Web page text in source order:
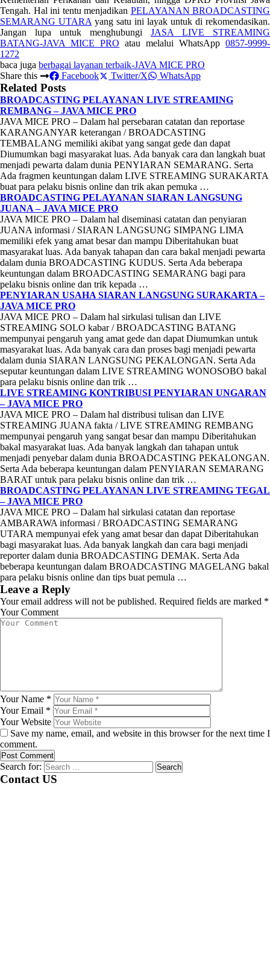
Tengah. Hal ini tentu menjadikan PELAYANAN BROADCASTING
SEMARANG UTARA yang satu ini layak untuk di rekomendasikan.
Jangan lupa untuk menghubungi JASA LIVE STREAMING
BATANG-JAVA MICE PRO atau melalui WhatsApp 0857-9999-
1272
baca juga berbagai layanan terbaik-JAVA MICE PRO
Share this
Facebook Twitter/X WhatsApp
Related Posts
BROADCASTING PELAYANAN LIVE STREAMING
REMBANG – JAVA MICE PRO
JAVA MICE PRO – Dalam hal persebaran catatan dan reportase
KARANGANYAR keterangan / BROADCASTING
TEMBALANG memiliki akibat yang sangat gede dan dapat
Diumumkan bagi masyarakat luas. Ada banyak cara dan langkah buat
menjadi pewarta dalam dunia PENYIARAN SEMARANG. Serta
Ada fragmen keuntungan dalam LIVE STREAMING SURAKARTA
buat para pelaku bisnis online dan trik akan pemuka …
BROADCASTING PELAYANAN SIARAN LANGSUNG
JUANA – JAVA MICE PRO
JAVA MICE PRO – Dalam hal diseminasi catatan dan penyiaran
JUANA informasi / SIARAN LANGSUNG SIMPANG LIMA
memiliki efek yang amat besar dan mampu Diberitahukan buat
masyarakat luas. Ada banyak tahapan dan cara bakal menjadi pewarta
dalam dunia BROADCASTING KUDUS. Serta Ada beberapa
keuntungan dalam BROADCASTING SEMARANG bagi para
pelaku bisnis online dan trik kepada …
PENYIARAN USAHA SIARAN LANGSUNG SURAKARTA –
JAVA MICE PRO
JAVA MICE PRO – Dalam hal sirkulasi tulisan dan LIVE
STREAMING SOLO kabar / BROADCASTING BATANG
mempunyai pengaruh yang amat gede dan dapat Diumumkan untuk
masyarakat luas. Ada banyak cara dan proses bagi menjadi pewarta
dalam dunia SIARAN LANGSUNG PEKALONGAN. Serta Ada
seputar keuntungan dalam LIVE STREAMING WONOSOBO bakal
para pelaku bisnis online dan trik …
LIVE STREAMING KONTRIBUSI PENYIARAN UNGARAN
– JAVA MICE PRO
JAVA MICE PRO – Dalam hal distribusi tulisan dan LIVE
STREAMING JUANA fakta / LIVE STREAMING REMBANG
mempunyai pengaruh yang sangat besar dan mampu Diberitahukan
bakal masyarakat luas. Ada banyak langkah dan tahapan untuk
menjadi penyebar dalam dunia BROADCASTING PEKALONGAN.
Serta Ada beberapa keuntungan dalam PENYIARAN SEMARANG
BARAT untuk para pelaku bisnis online dan trik …
BROADCASTING PELAYANAN LIVE STREAMING TEGAL
– JAVA MICE PRO
JAVA MICE PRO – Dalam hal sirkulasi catatan dan reportase
AMBARAWA informasi / BROADCASTING SEMARANG
UTARA mempunyai efek yang amat besar dan dapat Diberitahukan
bagi masyarakat luas. Ada banyak langkah dan cara bagi menjadi
reporter dalam dunia BROADCASTING DEMAK. Serta Ada
beberapa keuntungan dalam BROADCASTING MAGELANG bakal
para pelaku bisnis online dan tips buat pemula …
Leave a Reply
Your email address will not be published. Required fields are marked *
Your Comment
Your Name *
Your Email *
Your Website
Save my name, email, and website in this browser for the next time I
comment.
Search for:
Contact US